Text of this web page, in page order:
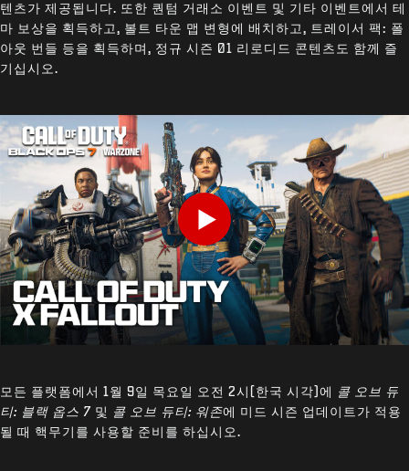
텐츠가 제공됩니다. 또한 퀀텀 거래소 이벤트 및 기타 이벤트에서 테
마 보상을 획득하고, 볼트 타운 맵 변형에 배치하고, 트레이서 팩: 폴
아웃 번들 등을 획득하며, 정규 시즌 01 리로디드 콘텐츠도 함께 즐
기십시오.
Play
모든 플랫폼에서 1월 9일 목요일 오전 2시(한국 시각)에 콜 오브 듀
티: 블랙 옵스 7 및 콜 오브 듀티: 워존에 미드 시즌 업데이트가 적용
될 때 핵무기를 사용할 준비를 하십시오.